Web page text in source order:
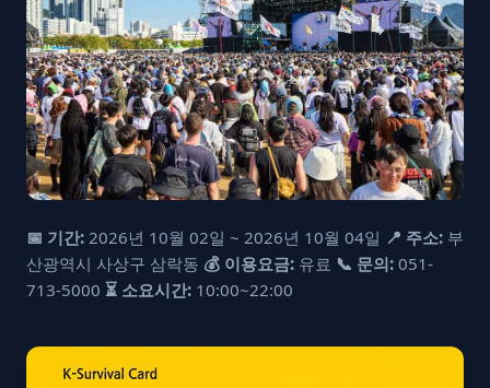
📅 기간: 2026년 10월 02일 ~ 2026년 10월 04일 📍 주소: 부
산광역시 사상구 삼락동 💰 이용요금: 유료 📞 문의: 051-
713-5000 ⏳ 소요시간: 10:00~22:00